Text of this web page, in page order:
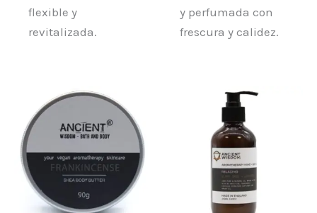
flexible y
revitalizada.
y perfumada con
frescura y calidez.